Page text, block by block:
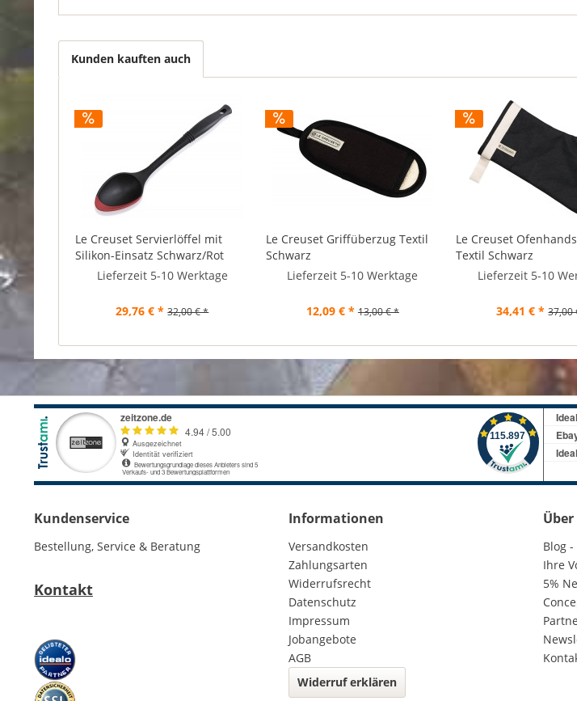
Kunden kauften auch
Le Creuset Servierlöffel mit
Silikon-Einsatz Schwarz/Rot
Lieferzeit 5-10 Werktage
29,76 € * 32,00 € *
Le Creuset Griffüberzug Textil
Schwarz
Lieferzeit 5-10 Werktage
12,09 € * 13,00 € *
Le Creuset
Textil Schwarz
Lieferzeit 5-10
34,41 € * 37,00
Kundenservice
Bestellung, Service & Beratung
Kontakt
Informationen
Versandkosten
Zahlungsarten
Widerrufsrecht
Datenschutz
Impressum
Jobangebote
AGB
Widerruf erklären
Blog
Ihre
5%